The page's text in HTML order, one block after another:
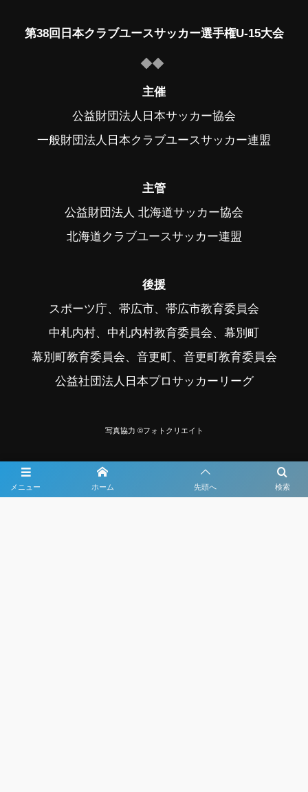
メニュー 検索
ホーム 先頭へ
第38回日本クラブユースサッカー選手権U-15大会
主催
公益財団法人日本サッカー協会
一般財団法人日本クラブユースサッカー連盟
主管
公益財団法人 北海道サッカー協会
北海道クラブユースサッカー連盟
後援
スポーツ庁、帯広市、帯広市教育委員会
中札内村、中札内村教育委員会、幕別町
幕別町教育委員会、音更町、音更町教育委員会
公益社団法人日本プロサッカーリーグ
写真協力 ©フォトクリエイト